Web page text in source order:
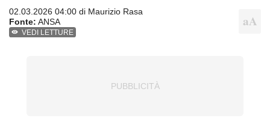
02.03.2026 04:00 di Maurizio Rasa
Fonte: ANSA
VEDI LETTURE